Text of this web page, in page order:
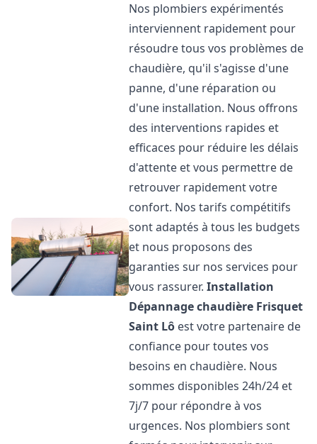
Nos plombiers expérimentés
interviennent rapidement pour
résoudre tous vos problèmes de
chaudière, qu'il s'agisse d'une
panne, d'une réparation ou
d'une installation. Nous offrons
des interventions rapides et
efficaces pour réduire les délais
d'attente et vous permettre de
retrouver rapidement votre
confort. Nos tarifs compétitifs
sont adaptés à tous les budgets
et nous proposons des
garanties sur nos services pour
vous rassurer.Installation
Dépannage chaudière Frisquet
Saint Lô est votre partenaire de
confiance pour toutes vos
besoins en chaudière. Nous
sommes disponibles 24h/24 et
7j/7 pour répondre à vos
urgences. Nos plombiers sont